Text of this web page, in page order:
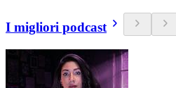
I migliori podcast